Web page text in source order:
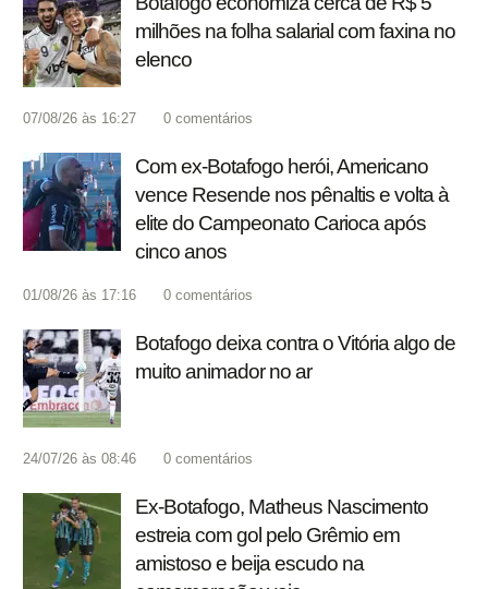
milhões na folha salarial com faxina no
elenco
07/08/26 às 16:27 0 comentários
Com ex-Botafogo herói, Americano
vence Resende nos pênaltis e volta à
elite do Campeonato Carioca após
cinco anos
01/08/26 às 17:16 0 comentários
Botafogo deixa contra o Vitória algo de
muito animador no ar
24/07/26 às 08:46 0 comentários
Ex-Botafogo, Matheus Nascimento
estreia com gol pelo Grêmio em
amistoso e beija escudo na